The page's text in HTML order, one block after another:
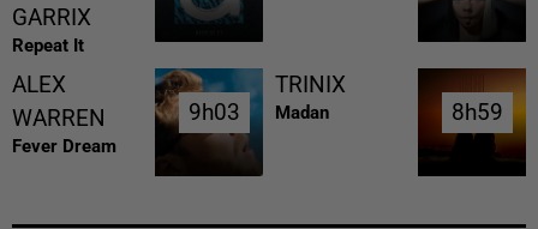
GARRIX
Repeat It
ALEX
WARREN
Fever Dream
9h03
9h03
TRINIX
Madan 8h59
8h59